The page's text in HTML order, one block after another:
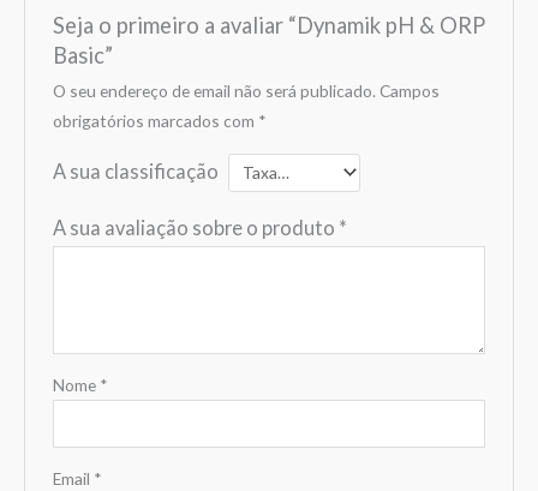
Seja o primeiro a avaliar “Dynamik pH & ORP
Basic”
O seu endereço de email não será publicado. Campos
obrigatórios marcados com *
A sua classificação
A sua avaliação sobre o produto *
Nome *
Email *